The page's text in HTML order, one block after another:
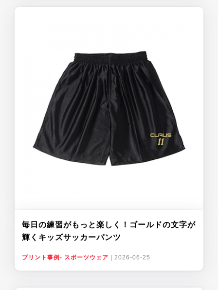
毎日の練習がもっと楽しく！ゴールドの文字が
輝くキッズサッカーパンツ
プリント事例- スポーツウェア 2026-06-25